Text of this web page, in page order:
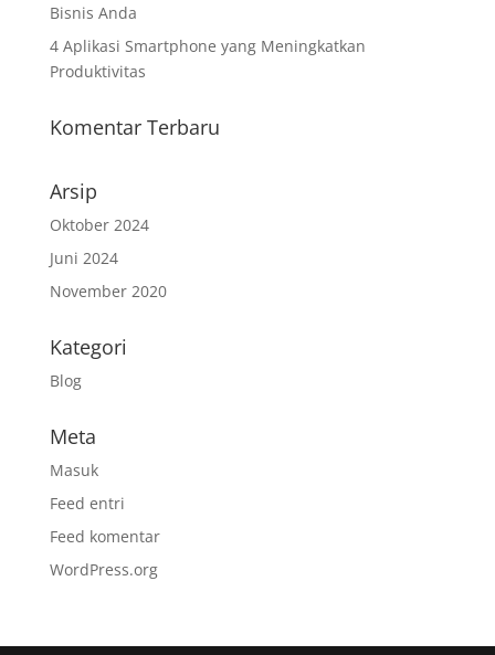
Bisnis Anda
4 Aplikasi Smartphone yang Meningkatkan
Produktivitas
Komentar Terbaru
Arsip
Oktober 2024
Juni 2024
November 2020
Kategori
Blog
Meta
Masuk
Feed entri
Feed komentar
WordPress.org